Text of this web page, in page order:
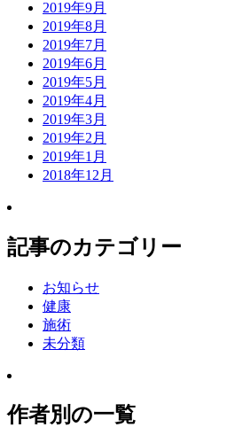
2019年9月
2019年8月
2019年7月
2019年6月
2019年5月
2019年4月
2019年3月
2019年2月
2019年1月
2018年12月
記事のカテゴリー
お知らせ
健康
施術
未分類
作者別の一覧